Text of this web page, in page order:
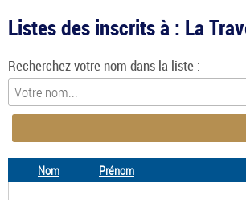
Listes des inscrits à : La
Recherchez votre nom dans la liste :
Nom Prénom